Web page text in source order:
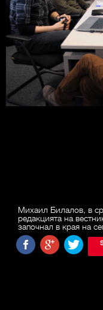
Михаил Билалов, в
редакцията на
започнал в края на